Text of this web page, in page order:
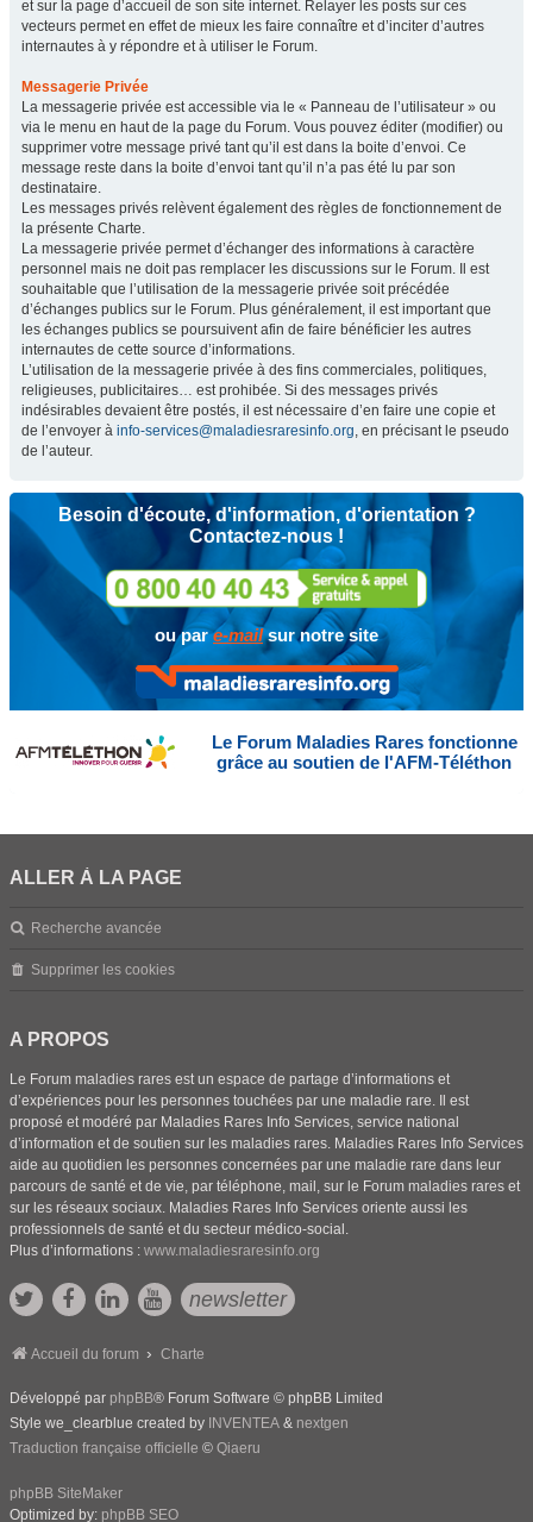
et sur la page d’accueil de son site internet. Relayer les posts sur ces
vecteurs permet en effet de mieux les faire connaître et d’inciter d’autres
internautes à y répondre et à utiliser le Forum.
Messagerie Privée
La messagerie privée est accessible via le « Panneau de l’utilisateur » ou
via le menu en haut de la page du Forum. Vous pouvez éditer (modifier) ou
supprimer votre message privé tant qu’il est dans la boite d’envoi. Ce
message reste dans la boite d’envoi tant qu’il n’a pas été lu par son
destinataire.
Les messages privés relèvent également des règles de fonctionnement de
la présente Charte.
La messagerie privée permet d’échanger des informations à caractère
personnel mais ne doit pas remplacer les discussions sur le Forum. Il est
souhaitable que l’utilisation de la messagerie privée soit précédée
d’échanges publics sur le Forum. Plus généralement, il est important que
les échanges publics se poursuivent afin de faire bénéficier les autres
internautes de cette source d’informations.
L’utilisation de la messagerie privée à des fins commerciales, politiques,
religieuses, publicitaires… est prohibée. Si des messages privés
indésirables devaient être postés, il est nécessaire d’en faire une copie et
de l’envoyer à info-services@maladiesraresinfo.org, en précisant le pseudo
de l’auteur.
Besoin d'écoute, d'information, d'orientation ?
Contactez-nous !
ou pare-mailsur notre site
Le Forum Maladies Rares fonctionne
grâce au soutien de l'AFM-Téléthon
ALLER À LA PAGE
Recherche avancée
Supprimer les cookies
A PROPOS
Le Forum maladies rares est un espace de partage d’informations et
d’expériences pour les personnes touchées par une maladie rare. Il est
proposé et modéré par Maladies Rares Info Services, service national
d’information et de soutien sur les maladies rares. Maladies Rares Info Services
aide au quotidien les personnes concernées par une maladie rare dans leur
parcours de santé et de vie, par téléphone, mail, sur le Forum maladies rares et
sur les réseaux sociaux. Maladies Rares Info Services oriente aussi les
professionnels de santé et du secteur médico-social.
Plus d’informations : www.maladiesraresinfo.org
newsletter
Accueil du forum Charte
Développé par phpBB® Forum Software © phpBB Limited
Style we_clearblue created by INVENTEA & nextgen
Traduction française officielle © Qiaeru
phpBB SiteMaker
Optimized by: phpBB SEO